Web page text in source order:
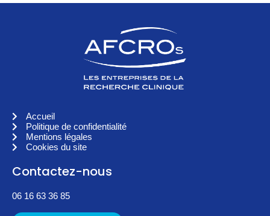
Accueil
Politique de confidentialité
Mentions légales
Cookies du site
Contactez-nous
06 16 63 36 85